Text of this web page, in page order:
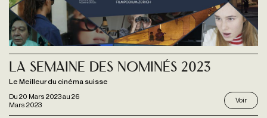
Du 20 Mars 2023au 26
Mars 2023
La Semaine des Nominés 2023
Le Meilleur du cinéma suisse
Voir